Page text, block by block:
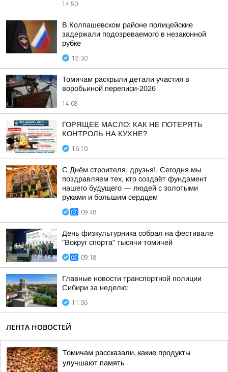
14:50
В Колпашевском районе полицейские
задержали подозреваемого в незаконной
рубке
12:30
Томичам раскрыли детали участия в
воробьиной переписи-2026
14:08
ГОРЯЩЕЕ МАСЛО: КАК НЕ ПОТЕРЯТЬ
КОНТРОЛЬ НА КУХНЕ?
16:10
С Днём строителя, друзья!. Сегодня мы
поздравляем тех, кто создаёт фундамент
нашего будущего — людей с золотыми
руками и большим сердцем
09:48
День физкультурника собрал на фестивале
"Вокруг спорта" тысячи томичей
09:18
Главные новости транспортной полиции
Сибири за неделю:
11:06
ЛЕНТА НОВОСТЕЙ
Томичам рассказали, какие продукты
улучшают память